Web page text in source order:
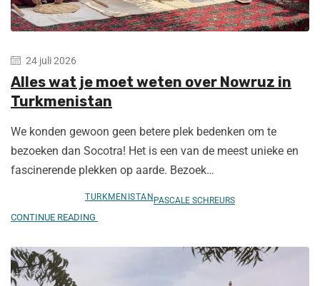
24 juli 2026
Alles wat je moet weten over Nowruz in
Turkmenistan
We konden gewoon geen betere plek bedenken om te
bezoeken dan Socotra! Het is een van de meest unieke en
fascinerende plekken op aarde. Bezoek…
TURKMENISTAN PASCALE SCHREURS
CONTINUE READING